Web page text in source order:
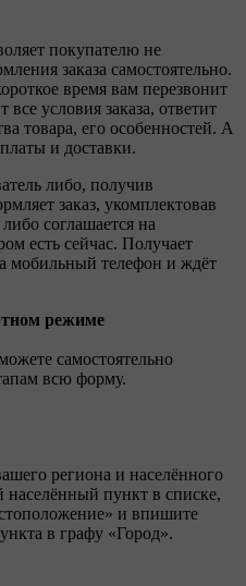
покупателю не
заказа самостоятельно.
время вам перезвонит
условия заказа, ответит
товара, его особенностей. А
и доставки.
либо, получив
заказ, укомплектовав
соглашается на
есть сейчас. Получает
мобильный телефон и ждёт
режиме
самостоятельно
всю форму.
региона и населённого
пункт в списке,
и впишите
в графу «Город».